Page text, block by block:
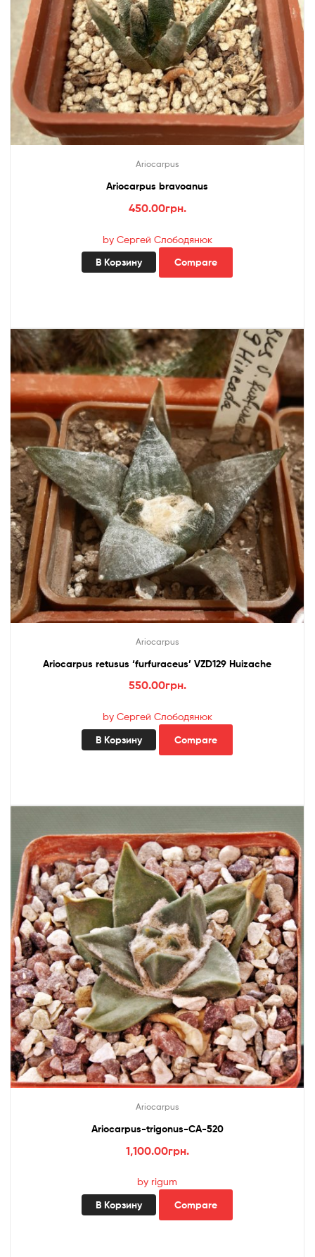
Ariocarpus
Ariocarpus bravoanus
450.00грн.
by Сергей Слободянюк
В Корзину Compare
Ariocarpus
Ariocarpus retusus ‘furfuraceus’ VZD129 Huizache
550.00грн.
by Сергей Слободянюк
В Корзину Compare
Ariocarpus
Ariocarpus-trigonus-CA-520
1,100.00грн.
by rigum
В Корзину Compare